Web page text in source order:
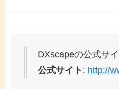
DXscapeの公式サ
公式サイト : http://